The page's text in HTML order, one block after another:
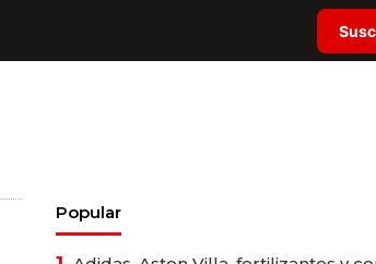
Popular